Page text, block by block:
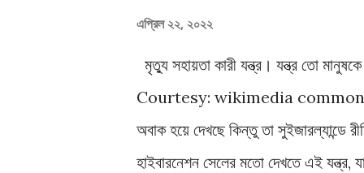
এপ্রিল ২২, ২০২২
মৃত্যু সহায়তা কারী যন্ত্র। যন্ত্র তো
Courtesy: wikimedia common
অবাক হয়ে দেখছে কিন্তু তা সুইজারল্যান্ডে
হাইবারনেশন সেলের মতো দেখতে এই যন্ত্র,